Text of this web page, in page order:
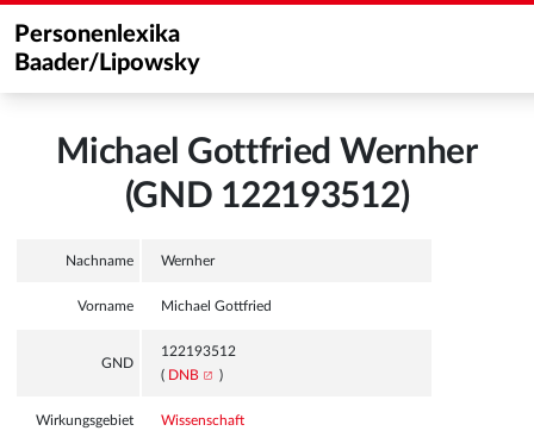
Personenlexika
Baader/Lipowsky
Michael Gottfried Wernher
(GND 122193512)
Nachname Wernher
Vorname Michael Gottfried
GND
122193512
( DNB )
Wirkungsgebiet Wissenschaft